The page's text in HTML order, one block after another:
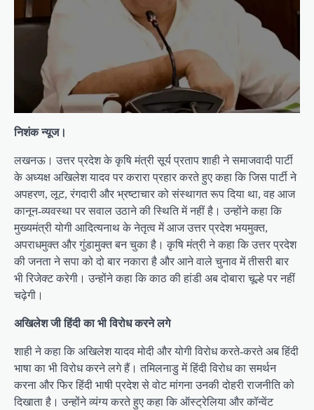
निशंक न्यूज।
लखनऊ। उत्तर प्रदेश के कृषि मंत्री सूर्य प्रताप शाही ने समाजवादी पार्टी
के अध्यक्ष अखिलेश यादव पर करारा प्रहार करते हुए कहा कि जिस पार्टी ने
अपहरण, लूट, रंगदारी और भ्रष्टाचार को संस्थागत रूप दिया था, वह आज
कानून-व्यवस्था पर सवाल उठाने की स्थिति में नहीं है। उन्होंने कहा कि
मुख्यमंत्री योगी आदित्यनाथ के नेतृत्व में आज उत्तर प्रदेश भयमुक्त,
अपराधमुक्त और गुंडामुक्त बन चुका है। कृषि मंत्री ने कहा कि उत्तर प्रदेश
की जनता ने सपा को दो बार नकारा है और आने वाले चुनाव में तीसरी बार
भी रिजेक्ट करेगी। उन्होंने कहा कि काठ की हांडी अब दोबारा चूल्हे पर नहीं
चढ़ेगी।
अखिलेश जी हिंदी का भी विरोध करने लगे
शाही ने कहा कि अखिलेश यादव मोदी और योगी विरोध करते-करते अब हिंदी
भाषा का भी विरोध करने लगे हैं। तमिलनाडु में हिंदी विरोध का समर्थन
करना और फिर हिंदी भाषी प्रदेश से वोट मांगना उनकी दोहरी राजनीति को
दिखाता है। उन्होंने व्यंग्य करते हुए कहा कि ऑस्ट्रेलिया और कॉन्वेंट